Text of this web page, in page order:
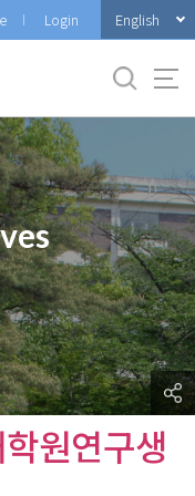
Login English
원연구생